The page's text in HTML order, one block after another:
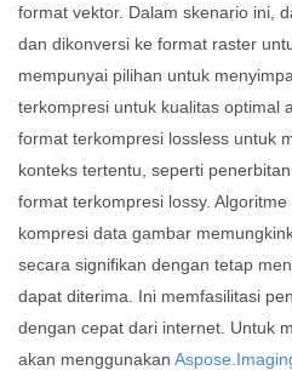
format vektor. Dalam skenario ini,
dan dikonversi ke format raster
mempunyai pilihan untuk
terkompresi untuk kualitas optimal
format terkompresi lossless untuk
konteks tertentu, seperti
format terkompresi lossy.
kompresi data gambar
secara signifikan dengan tetap
dapat diterima. Ini memfasilitasi
dengan cepat dari internet. Untuk
akan menggunakan